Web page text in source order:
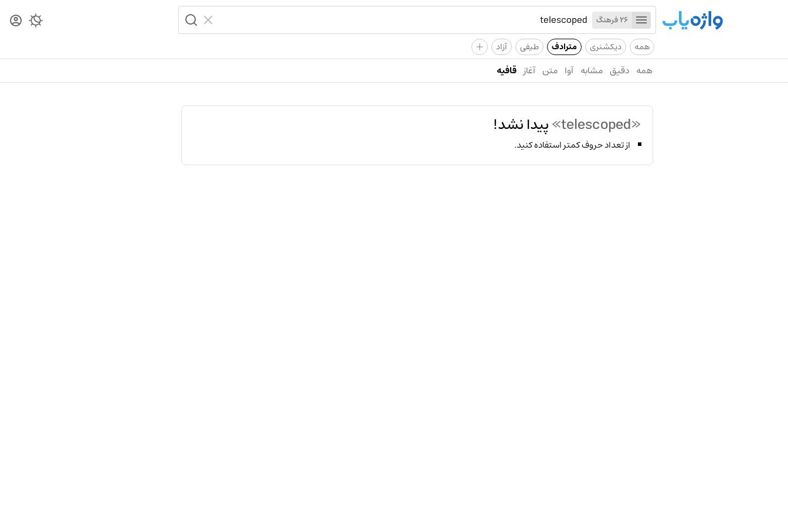
26 فرهنگ
همه دیکشنری مترادف طیفی آزاد +
همه دقیق مشابه آوا متن آغاز قافیه
«telescoped» پیدا نشد!
از تعداد حروف کمتر استفاده کنید.